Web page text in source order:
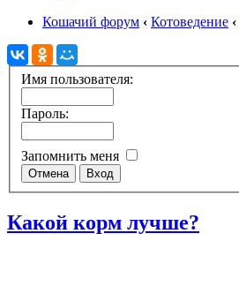
Кошачий форум ‹ Котоведение ‹
Имя пользователя:
Пароль:
Запомнить меня
Какой корм лучше?